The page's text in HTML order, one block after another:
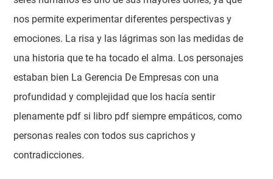
nos permite experimentar diferentes perspectivas y
emociones. La risa y las lágrimas son las medidas de
una historia que te ha tocado el alma. Los personajes
estaban bien La Gerencia De Empresas con una
profundidad y complejidad que los hacía sentir
plenamente pdf si libro pdf siempre empáticos, como
personas reales con todos sus caprichos y
contradicciones.